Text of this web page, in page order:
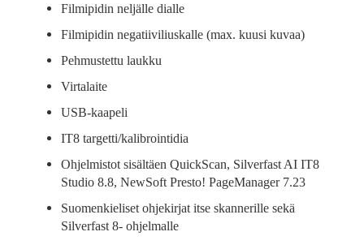
Filmipidin neljälle dialle
Filmipidin negatiiviliuskalle (max. kuusi kuvaa)
Pehmustettu laukku
Virtalaite
USB-kaapeli
IT8 targetti/kalibrointidia
Ohjelmistot sisältäen QuickScan, Silverfast AI IT8
Studio 8.8, NewSoft Presto! PageManager 7.23
Suomenkieliset ohjekirjat itse skannerille sekä
Silverfast 8- ohjelmalle